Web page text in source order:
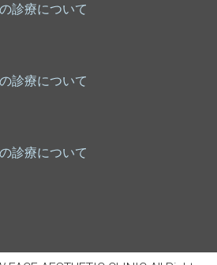
診療について
診療について
診療について